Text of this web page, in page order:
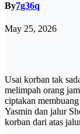
By7g36q
May 25, 2026
Usai korban tak
melimpah orang
ciptakan
Yasmin dan jalur
korban dari atas